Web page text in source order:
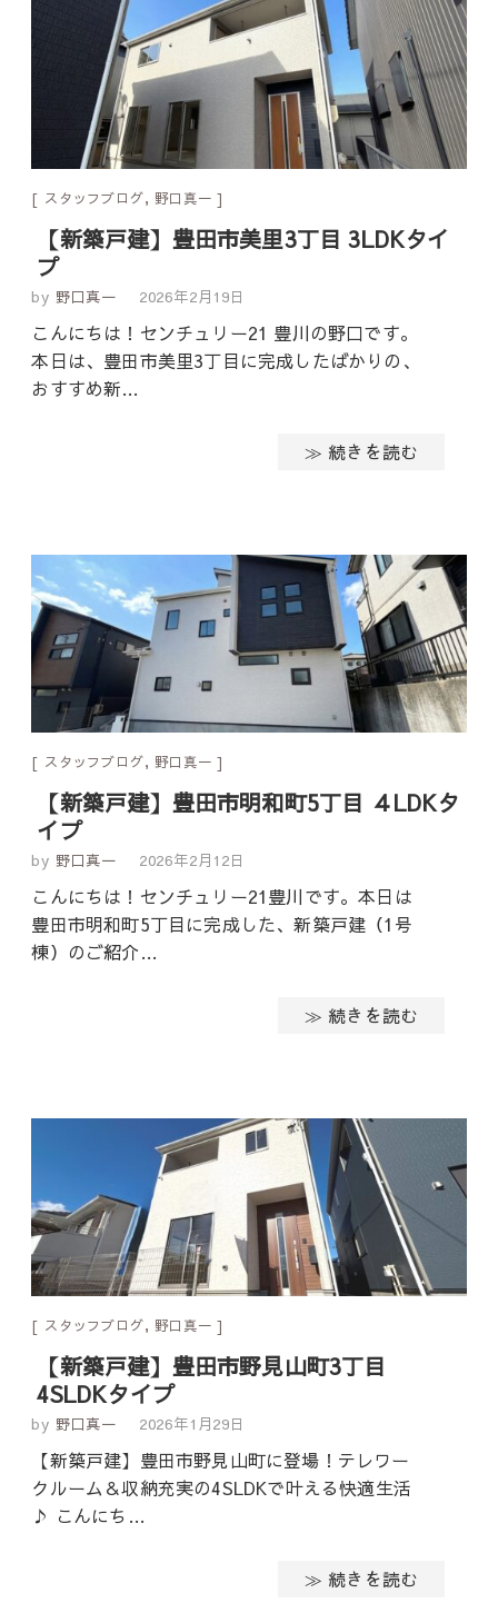
スタッフブログ, 野口真一
【新築戸建】豊田市美里3丁目 3LDKタイ
プ
by 野口真一 2026年2月19日
こんにちは！センチュリー21 豊川の野口です。
本日は、豊田市美里3丁目に完成したばかりの、
おすすめ新…
≫ 続きを読む
スタッフブログ,野口真一
【新築戸建】豊田市明和町5丁目 ４LDKタ
イプ
by 野口真一 2026年2月12日
こんにちは！センチュリー21豊川です。本日は
豊田市明和町5丁目に完成した、新築戸建（1号
棟）のご紹介…
≫ 続きを読む
スタッフブログ,野口真一
【新築戸建】豊田市野見山町3丁目
4SLDKタイプ
by 野口真一 2026年1月29日
【新築戸建】豊田市野見山町に登場！テレワー
クルーム＆収納充実の4SLDKで叶える快適生活
♪ こんにち…
≫ 続きを読む